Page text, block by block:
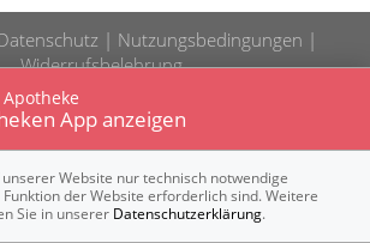
Nutzungsbedingungen
Widerrufsbelehrung
App anzeigen
Website nur technisch notwendige
der Website erforderlich sind. Weitere
Sie in unserer Datenschutzerklärung.